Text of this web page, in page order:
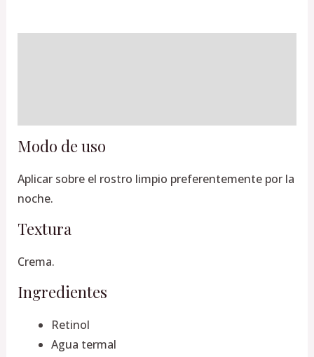
Modo de uso
Aplicar sobre el rostro limpio preferentemente por la
noche.
Textura
Crema.
Ingredientes
Retinol
Agua termal